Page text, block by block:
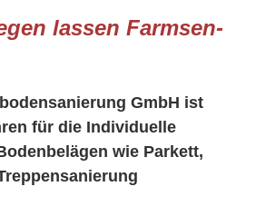
lassen Farmsen-
GmbH ist
für die Individuelle
wie Parkett,